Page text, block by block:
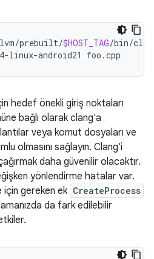
prebuilt/$HOST_TAG/bin/
linux-android21
hedef önekli giriş noktaları
bağlı olarak clang'a
veya komut dosyaları ve
olmasını sağlayın. Clang'i
daha güvenilir olacaktır.
yönlendirme hatalar var.
gereken ek CreateProcess
da fark edilebilir